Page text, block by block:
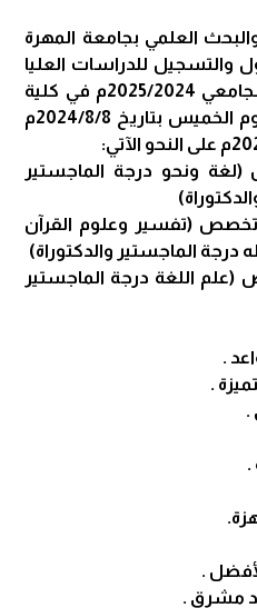
العلمي بجامعة المهرة
والتسجيل للدراسات العليا
(ماجستير ودكتوراة) للعام الجامعي 2025/2024م في كلية
التعليم المفتوح ابتداء من يوم الخميس بتاريخ 2024/8/8م
ونحو درجة الماجستير
(تفسير وعلوم القرآن
الماجستير والدكتوراة)
(علم اللغة درجة الماجستير
.
.
.
.
.
مشرق .